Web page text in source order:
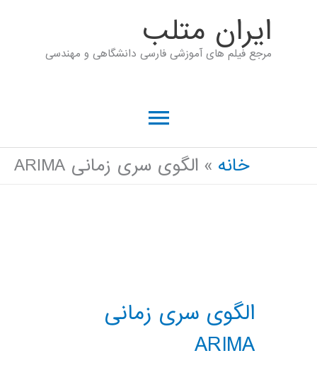
ايران متلب
مرجع فیلم های آموزشی فارسی دانشگاهی و مهندسی
فهرست
اصلی
خانه الگوی سری زمانی ARIMA
الگوی سری زمانی
ARIMA